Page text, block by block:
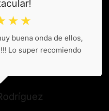
☆ ☆
buena onda de ellos,
Lo super recomiendo